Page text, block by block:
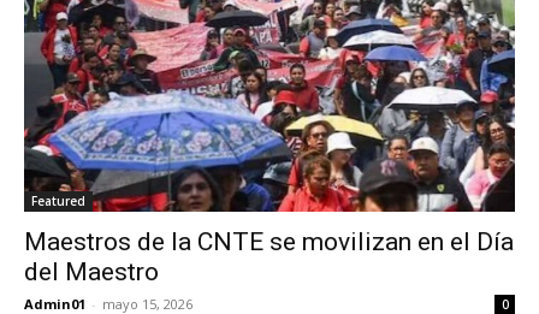
Featured
Maestros de la CNTE se movilizan en el Día
del Maestro
Admin01 - mayo 15, 2026 0